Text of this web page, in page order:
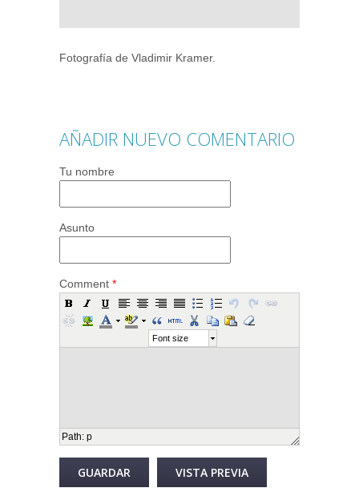
Fotografía de Vladimir Kramer.
AÑADIR NUEVO COMENTARIO
Tu nombre
Asunto
Comment *
Font size
Path: p
Desactivar texto enriquecido